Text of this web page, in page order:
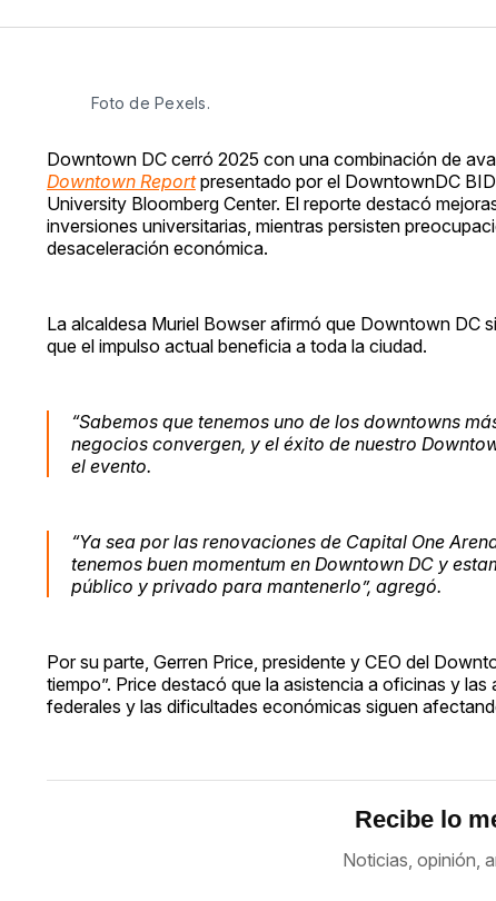
Foto de Pexels.
Downtown DC cerró 2025 con una combinación de
Downtown Reportpresentado por el DowntownDC
University Bloomberg Center. El reporte destacó
inversiones universitarias, mientras persisten
desaceleración económica.
La alcaldesa Muriel Bowser afirmó que Downtown DC
que el impulso actual beneficia a toda la ciudad.
“Sabemos que tenemos uno de los downtowns
negocios convergen, y el éxito de nuestro
el evento.
“Ya sea por las renovaciones de Capital One
tenemos buen momentum en Downtown DC y
público y privado para mantenerlo”, agregó.
Por su parte, Gerren Price, presidente y CEO del
tiempo”. Price destacó que la asistencia a oficinas y
federales y las dificultades económicas siguen
Recibe lo
Noticias, opinión,